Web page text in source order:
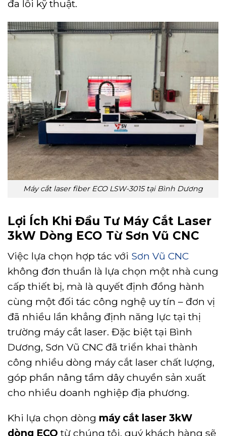
đa lỗi kỹ thuật.
Máy cắt laser fiber ECO LSW-3015 tại Bình Dương
Lợi Ích Khi Đầu Tư Máy Cắt Laser
3kW Dòng ECO Từ Sơn Vũ CNC
Việc lựa chọn hợp tác với Sơn Vũ CNC
không đơn thuần là lựa chọn một nhà cung
cấp thiết bị, mà là quyết định đồng hành
cùng một đối tác công nghệ uy tín – đơn vị
đã nhiều lần khẳng định năng lực tại thị
trường máy cắt laser. Đặc biệt tại Bình
Dương, Sơn Vũ CNC đã triển khai thành
công nhiều dòng máy cắt laser chất lượng,
góp phần nâng tầm dây chuyền sản xuất
cho nhiều doanh nghiệp địa phương.
Khi lựa chọn dòng máy cắt laser 3kW
dòng ECO từ chúng tôi, quý khách hàng sẽ